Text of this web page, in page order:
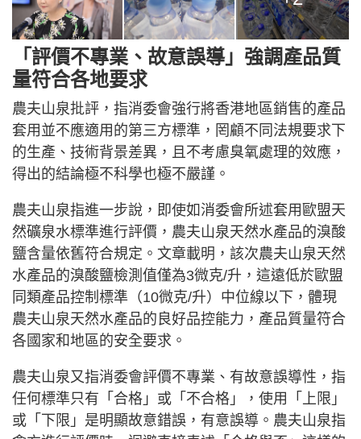
「評價不專業、故意誤導」強調產品質
量符合各地要求
農夫山泉批評，指消委會強行將香港地區銷售的產品
套用並不應適用的第三方標準，罔顧不同法規要求下
的生產、技術背景差異，且不考慮臭氧處理的效應，
得出的結論極不科學也極不嚴謹。
農夫山泉指進一步說，即使如消委會所述套用歐盟天
然礦泉水標準進行評價，農夫山泉天然水產品的溴酸
鹽含量依舊符合規定。文章載明，該次農夫山泉天然
水產品的溴酸鹽檢測值僅為3微克/升，這遠低於歐盟
同類產品控制標準（10微克/升）中位線以下，體現
農夫山泉天然水產品的良好品控能力，產品質量符合
各國家和地區的安全要求。
農夫山泉又指消委會評價不專業、有故意誤導性，指
任何標準只有「合格」或「不合格」，使用「上限」
或「下限」是明顯故意錯誤，有意誤導。農夫山泉指